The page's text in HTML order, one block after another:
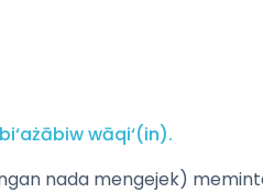
wāqi‘(in).
nada mengejek)